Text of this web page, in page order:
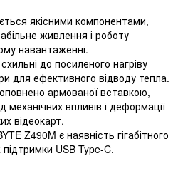
якісними компонентами,
живлення і роботу
навантаженні.
до посиленого нагріву
для ефективного відводу тепла.
армованої вставкою,
механічних впливів і деформації
відеокарт.
Z490M є наявність гігабітного
USB Type-C.